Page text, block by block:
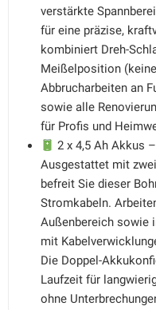
verstärkte
für eine präzise,
kombiniert Dreh-
Meißelposition
Abbrucharbeiten an
sowie alle
für Profis und
2 x 4,5 Ah Akkus
Ausgestattet mit
befreit Sie dieser
Stromkabeln.
Außenbereich sowie
mit
Die Doppel-
Laufzeit für
ohne